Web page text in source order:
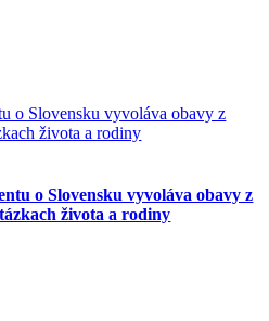
o Slovensku vyvoláva obavy z
života a rodiny
o Slovensku vyvoláva obavy z
života a rodiny